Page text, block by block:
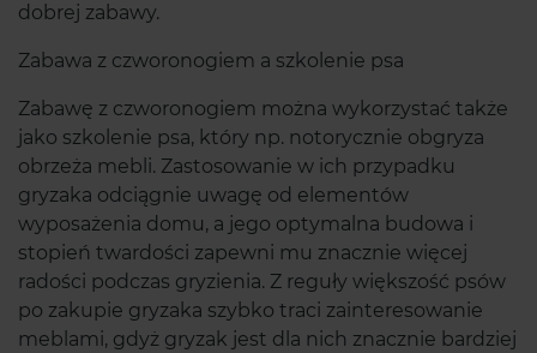
dobrej zabawy.
Zabawa z czworonogiem a szkolenie psa
Zabawę z czworonogiem można wykorzystać także
jako szkolenie psa, który np. notorycznie obgryza
obrzeża mebli. Zastosowanie w ich przypadku
gryzaka odciągnie uwagę od elementów
wyposażenia domu, a jego optymalna budowa i
stopień twardości zapewni mu znacznie więcej
radości podczas gryzienia. Z reguły większość psów
po zakupie gryzaka szybko traci zainteresowanie
meblami, gdyż gryzak jest dla nich znacznie bardziej